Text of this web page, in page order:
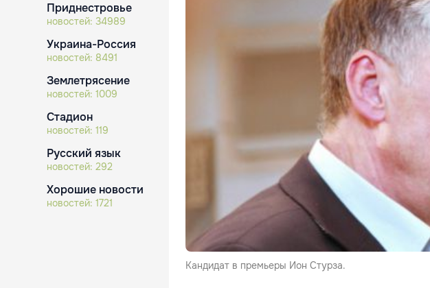
Приднестровье
новостей: 34989
Украина-Россия
новостей: 8491
Землетрясение
новостей: 1009
Стадион
новостей: 119
Русский язык
новостей: 292
Хорошие новости
новостей: 1721
Кандидат в премьеры Ион Стурза.